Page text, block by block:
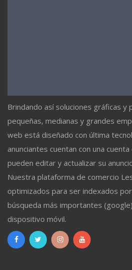
Brindando así soluciones gráficas y
pequeñas, medianas y grandes
web está diseñado con última
anunciantes cuentan con una
pueden editar y actualizar su
Nuestra plataforma de comercio
optimizados para ser indexados
búsqueda más importantes
dispositivo móvil.